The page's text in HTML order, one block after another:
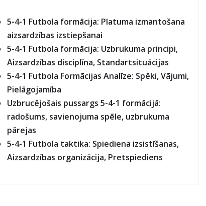
5-4-1 Futbola formācija: Platuma izmantošana
aizsardzības izstiepšanai
5-4-1 Futbola formācija: Uzbrukuma principi,
Aizsardzības disciplīna, Standartsituācijas
5-4-1 Futbola Formācijas Analīze: Spēki, Vājumi,
Pielāgojamība
Uzbrucējošais pussargs 5-4-1 formācijā:
radošums, savienojuma spēle, uzbrukuma
pārejas
5-4-1 Futbola taktika: Spiediena izsistīšanas,
Aizsardzības organizācija, Pretspiediens